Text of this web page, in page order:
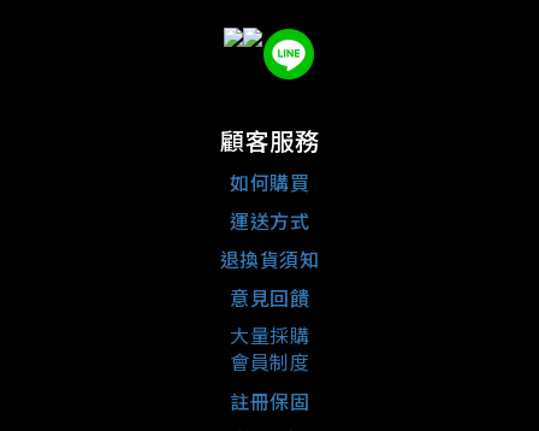
顧客服務
如何購買
運送方式
退換貨須知
意見回饋
大量採購
會員制度
註冊保固